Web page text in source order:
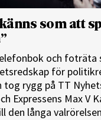
som att
och foträta
för
tog rygg på TT
Expressens Max V
den långa